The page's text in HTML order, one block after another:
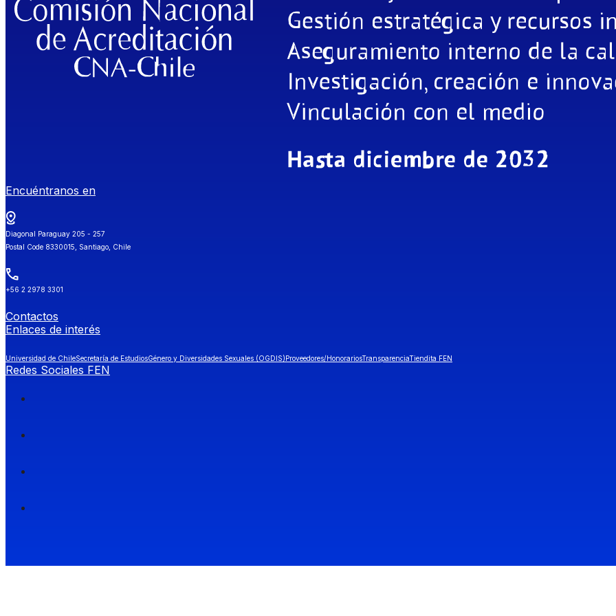
Encuéntranos en
Diagonal Paraguay 205 - 257
Postal Code 8330015, Santiago, Chile
+56 2 2978 3301
Contactos
Enlaces de interés
Universidad de ChileSecretaría de EstudiosGénero y Diversidades Sexuales (OGDIS)Proveedores/HonorariosTransparenciaTiendita FEN
Redes Sociales FEN